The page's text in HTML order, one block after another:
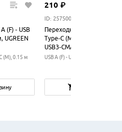
(F) - USB
UGREEN
(M), 0.15 м
210 ₽
ID: 257500
Переходник USB A (F) -
Type-C (M), Cablexpert A-
USB3-CMAF-01
USB A (F) - USB Type-C (M)